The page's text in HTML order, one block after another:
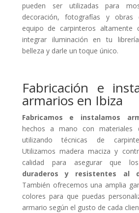
pueden ser utilizadas para
decoración, fotografías y obras
equipo de carpinteros altamente
integrar iluminación en tu
belleza y darle un toque único.
Fabricación e
armarios en Ibiza
Fabricamos e instalamos
hechos a mano con materiales
utilizando técnicas de
Utilizamos madera maciza y
calidad para asegurar que
duraderos y resistentes al
También ofrecemos una amplia
colores para que puedas
armario según el gusto de cada